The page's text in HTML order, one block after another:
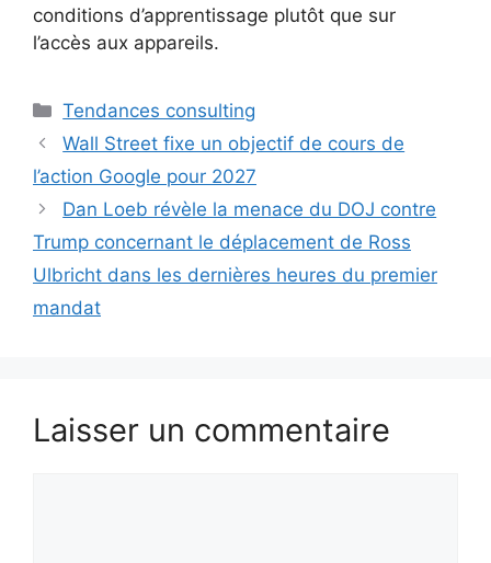
conditions d’apprentissage plutôt que sur
l’accès aux appareils.
Catégories
Tendances consulting
Wall Street fixe un objectif de cours de
l’action Google pour 2027
Dan Loeb révèle la menace du DOJ contre
Trump concernant le déplacement de Ross
Ulbricht dans les dernières heures du premier
mandat
Laisser un commentaire